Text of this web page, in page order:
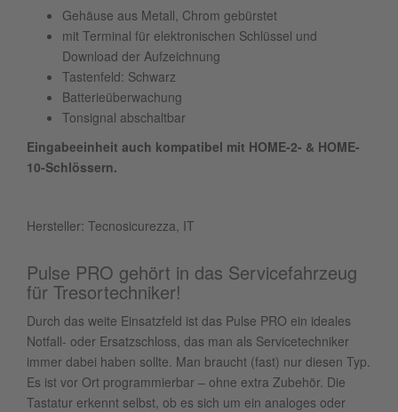
Gehäuse aus Metall, Chrom gebürstet
mit Terminal für elektronischen Schlüssel und
Download der Aufzeichnung
Tastenfeld: Schwarz
Batterieüberwachung
Tonsignal abschaltbar
Eingabeeinheit auch kompatibel mit HOME-2- & HOME-
10-Schlössern.
Hersteller: Tecnosicurezza, IT
Pulse PRO gehört in das Servicefahrzeug
für Tresortechniker!
Durch das weite Einsatzfeld ist das Pulse PRO ein ideales
Notfall- oder Ersatzschloss, das man als Servicetechniker
immer dabei haben sollte. Man braucht (fast) nur diesen Typ.
Es ist vor Ort programmierbar – ohne extra Zubehör. Die
Tastatur erkennt selbst, ob es sich um ein analoges oder